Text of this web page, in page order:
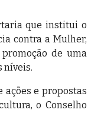
que institui o
contra a Mulher,
de uma
níveis.
ações e propostas
o Conselho